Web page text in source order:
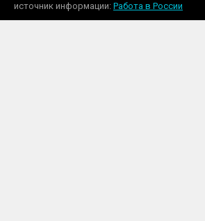
источник информации Работа в России